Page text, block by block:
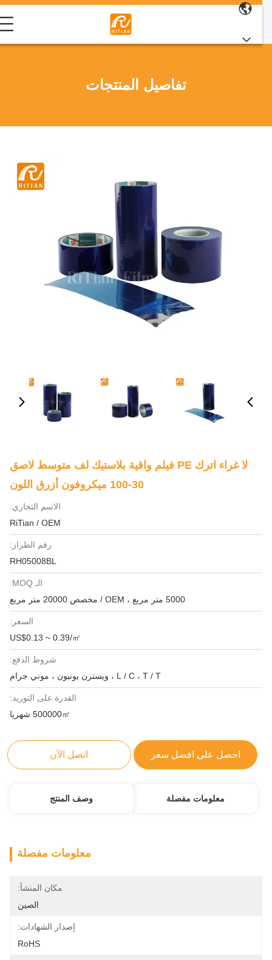
تفاصيل المنتجات
لا غراء اترك PE فيلم واقية بلاستيك لف متوسط ​​لاصق
30-100 ميكروفون أزرق اللون
الاسم التجاري:
RiTian / OEM
رقم الطراز:
RH05008BL
الـ MOQ:
5000 متر مربع ، OEM / مخصص 20000 متر مربع
السعر:
US$0.13 ~ 0.39/㎡
شروط الدفع:
L / C ، T / T ، ويسترن يونيون ، موني جرام
القدرة على التوريد:
500000㎡ شهريا
احصل على افضل سعر اتصل الآن
معلومات مفصلة وصف المنتج
معلومات مفصلة
مكان المنشأ:
الصين
إصدار الشهادات:
RoHS